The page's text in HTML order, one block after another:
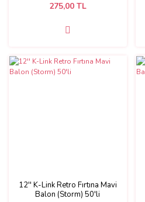
275,00 TL
12'' K-Link Retro Fırtına Mavi
Balon (Storm) 50'li